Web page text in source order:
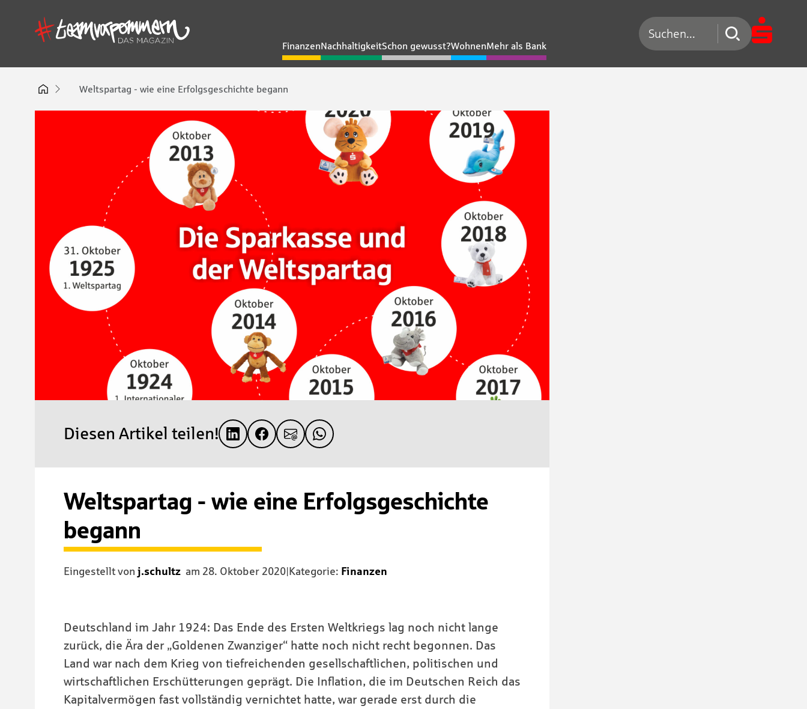
FinanzenNachhaltigkeitSchon gewusst?WohnenMehr als Bank
Suchen nach
Weltspartag - wie eine Erfolgsgeschichte begann
Diesen Artikel teilen!
Weltspartag - wie eine Erfolgsgeschichte
begann
Eingestellt von j.schultz am 28. Oktober 2020| Kategorie: Finanzen
Deutschland im Jahr 1924: Das Ende des Ersten Weltkriegs lag noch nicht lange
zurück, die Ära der „Goldenen Zwanziger“ hatte noch nicht recht begonnen. Das
Land war nach dem Krieg von tiefreichenden gesellschaftlichen, politischen und
wirtschaftlichen Erschütterungen geprägt. Die Inflation, die im Deutschen Reich das
Kapitalvermögen fast vollständig vernichtet hatte, war gerade erst durch die